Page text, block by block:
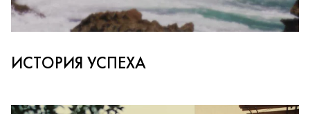
ИСТОРИЯ УСПЕХА